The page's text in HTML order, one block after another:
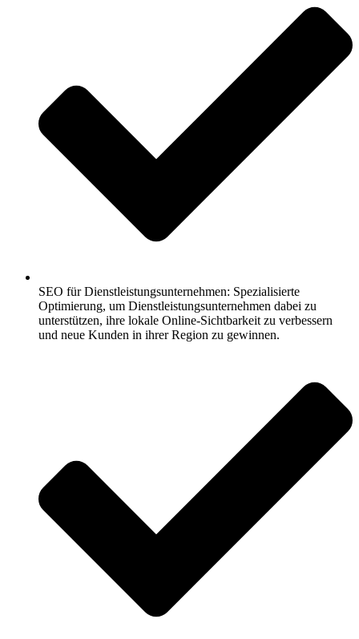
SEO für Dienstleistungsunternehmen: Spezialisierte
Optimierung, um Dienstleistungsunternehmen dabei zu
unterstützen, ihre lokale Online-Sichtbarkeit zu verbessern
und neue Kunden in ihrer Region zu gewinnen.